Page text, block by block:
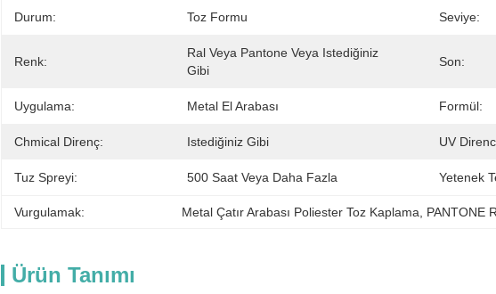
Durum: Toz Formu Seviye:
Renk:
Ral Veya Pantone Veya Istediğiniz
Gibi
Son:
Uygulama: Metal El Arabası Formül:
Chmical Direnç: Istediğiniz Gibi UV
Tuz Spreyi: 500 Saat Veya Daha Fazla Yetenek
Vurgulamak: Metal Çatır Arabası Poliester Toz Kaplama PANTONE
Ürün Tanımı